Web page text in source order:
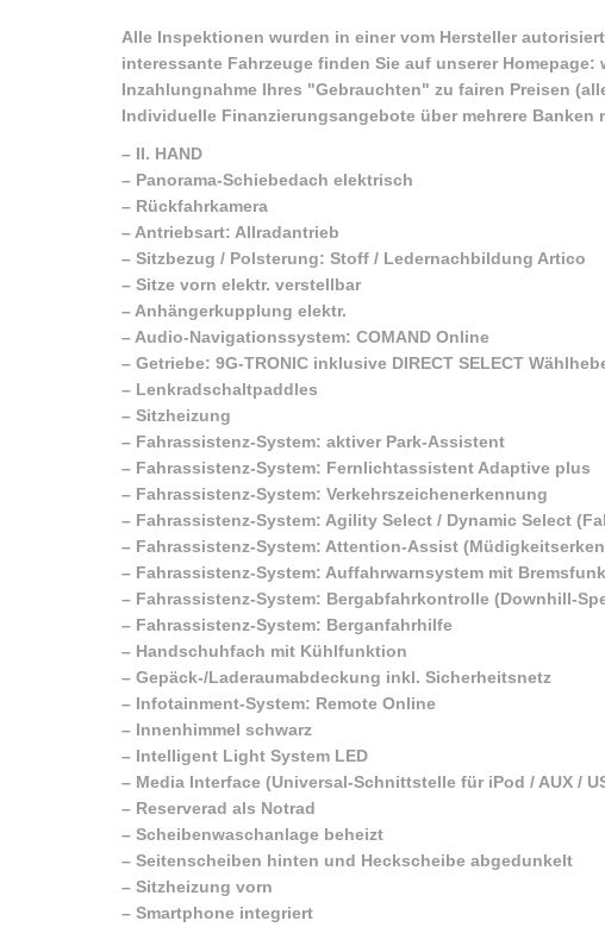
Alle Inspektionen wurden in einer vom Hersteller
interessante Fahrzeuge finden Sie auf unserer Homepage:
Inzahlungnahme Ihres "Gebrauchten" zu fairen Preisen
Individuelle Finanzierungsangebote über mehrere Banken
– II. HAND
– Panorama-Schiebedach elektrisch
– Rückfahrkamera
– Antriebsart: Allradantrieb
– Sitzbezug / Polsterung: Stoff / Ledernachbildung Artico
– Sitze vorn elektr. verstellbar
– Anhängerkupplung elektr.
– Audio-Navigationssystem: COMAND Online
– Getriebe: 9G-TRONIC inklusive DIRECT SELECT
– Lenkradschaltpaddles
– Sitzheizung
– Fahrassistenz-System: aktiver Park-Assistent
– Fahrassistenz-System: Fernlichtassistent Adaptive plus
– Fahrassistenz-System: Verkehrszeichenerkennung
– Fahrassistenz-System: Agility Select / Dynamic Select
– Fahrassistenz-System: Attention-Assist
– Fahrassistenz-System: Auffahrwarnsystem mit
– Fahrassistenz-System: Bergabfahrkontrolle (Downhill-
– Fahrassistenz-System: Berganfahrhilfe
– Handschuhfach mit Kühlfunktion
– Gepäck-/Laderaumabdeckung inkl. Sicherheitsnetz
– Infotainment-System: Remote Online
– Innenhimmel schwarz
– Intelligent Light System LED
– Media Interface (Universal-Schnittstelle für iPod / AUX /
– Reserverad als Notrad
– Scheibenwaschanlage beheizt
– Seitenscheiben hinten und Heckscheibe abgedunkelt
– Sitzheizung vorn
– Smartphone integriert